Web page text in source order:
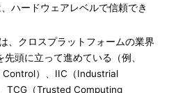
ハードウェアレベルで信頼でき
、クロスプラットフォームの業界
頭に立って進めている（例、
）、IIC（Industrial
TCG（Trusted Computing